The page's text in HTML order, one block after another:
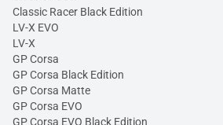
Classic Racer Black Edition
LV-X EVO
LV-X
GP Corsa
GP Corsa Black Edition
GP Corsa Matte
GP Corsa EVO
GP Corsa EVO Black Edition